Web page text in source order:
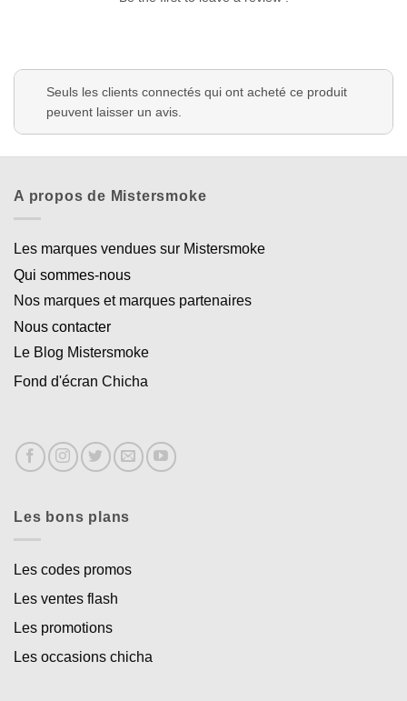
Seuls les clients connectés qui ont acheté ce produit
peuvent laisser un avis.
A propos de Mistersmoke
Les marques vendues sur Mistersmoke
Qui sommes-nous
Nos marques et marques partenaires
Nous contacter
Le Blog Mistersmoke
Fond d'écran Chicha
Les bons plans
Les codes promos
Les ventes flash
Les promotions
Les occasions chicha
Appliquer les filtres